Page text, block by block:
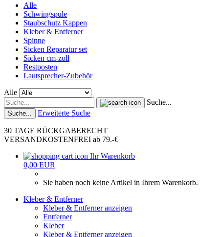
Alle
Schwingspule
Staubschutz Kappen
Kleber & Entferner
Spinne
Sicken Reparatur set
Sicken cm-zoll
Restposten
Lautsprecher-Zubehör
Alle
Suche...
Suche... Erweiterte Suche
30 TAGE RÜCKGABERECHT
VERSANDKOSTENFREI ab 79.-€
Ihr Warenkorb
0,00 EUR
Sie haben noch keine Artikel in Ihrem Warenkorb.
Kleber & Entferner
Kleber & Entferner anzeigen
Entferner
Kleber
Kleber & Entferner anzeigen